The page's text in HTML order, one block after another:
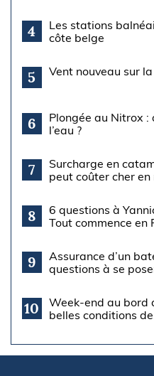
4
Les stations
côte belge
5 Vent nouveau sur
6
Plongée au Nitrox
l’eau ?
7
Surcharge en
peut coûter cher en
8
6 questions à
Tout commence en
9
Assurance d’un
questions à se
10
Week-end au bord
belles conditions